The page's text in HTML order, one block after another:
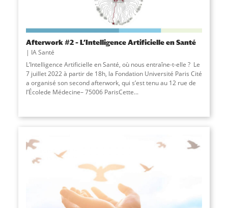
Afterwork #2 – L’Intelligence Artificielle en Santé
IA Santé
L’Intelligence Artificielle en Santé, où nous entraîne-t-elle ? Le
7 juillet 2022 à partir de 18h, la Fondation Université Paris Cité
a organisé son second afterwork, qui s’est tenu au 12 rue de
l’Écolede Médecine– 75006 ParisCette...